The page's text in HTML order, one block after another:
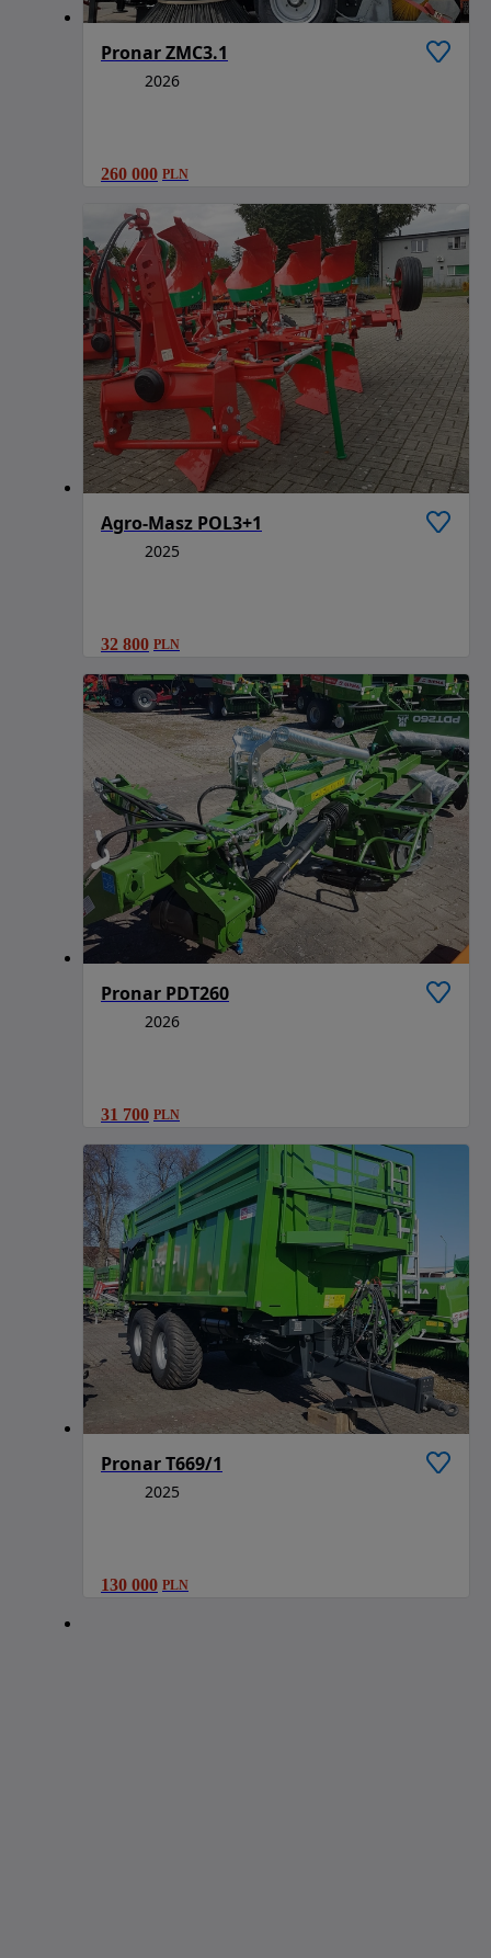
Pronar ZMC3.1
2026
260 000 PLN
Agro-Masz POL3+1
2025
32 800 PLN
Pronar PDT260
2026
31 700 PLN
Pronar T669/1
2025
130 000 PLN